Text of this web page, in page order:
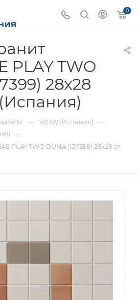
0
PLAY TWO
28x28
— WOW (Испания) —
—
PLAY TWO DUNA (127399) 28x28 от